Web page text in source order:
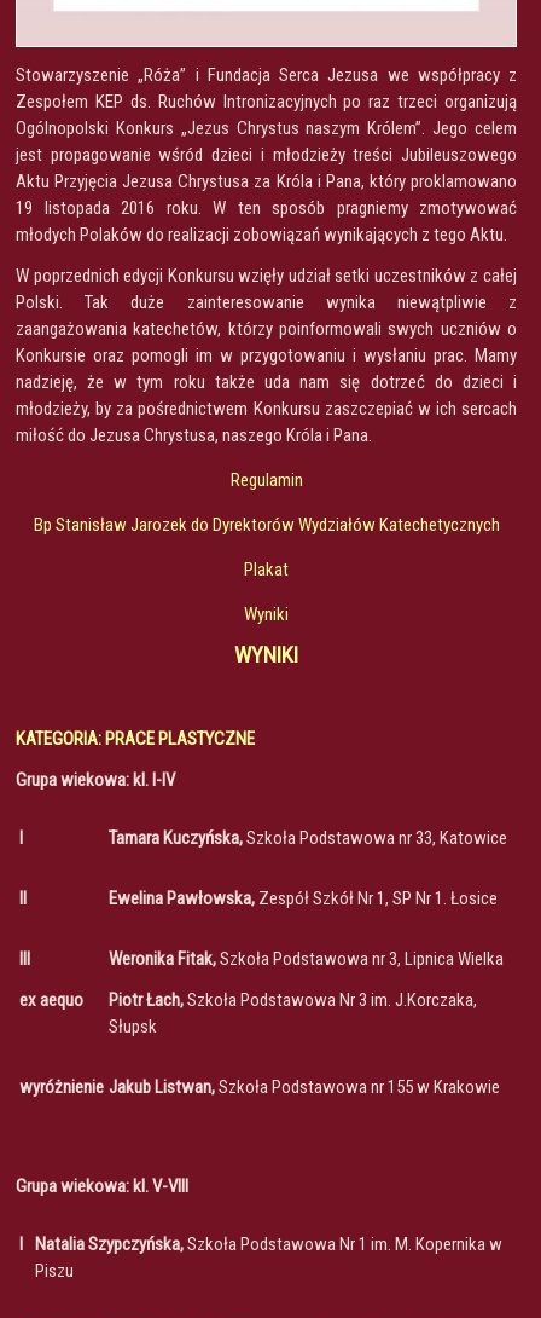
Stowarzyszenie „Róża” i Fundacja Serca Jezusa we współpracy z
Zespołem KEP ds. Ruchów Intronizacyjnych po raz trzeci organizują
Ogólnopolski Konkurs „Jezus Chrystus naszym Królem”. Jego celem
jest propagowanie wśród dzieci i młodzieży treści Jubileuszowego
Aktu Przyjęcia Jezusa Chrystusa za Króla i Pana, który proklamowano
19 listopada 2016 roku. W ten sposób pragniemy zmotywować
młodych Polaków do realizacji zobowiązań wynikających z tego Aktu.
W poprzednich edycji Konkursu wzięły udział setki uczestników z całej
Polski. Tak duże zainteresowanie wynika niewątpliwie z
zaangażowania katechetów, którzy poinformowali swych uczniów o
Konkursie oraz pomogli im w przygotowaniu i wysłaniu prac. Mamy
nadzieję, że w tym roku także uda nam się dotrzeć do dzieci i
młodzieży, by za pośrednictwem Konkursu zaszczepiać w ich sercach
miłość do Jezusa Chrystusa, naszego Króla i Pana.
Regulamin
Bp Stanisław Jarozek do Dyrektorów Wydziałów Katechetycznych
Plakat
Wyniki
WYNIKI
KATEGORIA: PRACE PLASTYCZNE
Grupa wiekowa: kl. I-IV
I Tamara Kuczyńska,Szkoła Podstawowa nr 33, Katowice
II Ewelina Pawłowska, Zespół Szkół Nr 1, SP Nr 1. Łosice
III
ex aequo
Weronika Fitak,Szkoła Podstawowa nr 3, Lipnica Wielka
Piotr Łach,Szkoła Podstawowa Nr 3 im. J.Korczaka,
Słupsk
wyróżnienie Jakub Listwan,Szkoła Podstawowa nr 155 w Krakowie
Grupa wiekowa: kl. V-VIII
I Natalia Szypczyńska,Szkoła Podstawowa Nr 1 im. M. Kopernika w
Piszu